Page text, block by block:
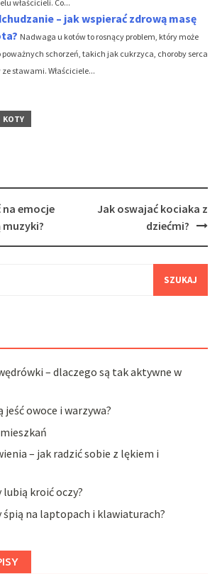
właścicieli. Co...
– jak wspierać zdrową masę
Nadwaga u kotów to rosnący problem, który może
poważnych schorzeń, takich jak cukrzyca, choroby serca
stawami. Właściciele...
KOTY
na emocje
Jak oswajać kociaka z
dziećmi?
– dlaczego są tak aktywne w
jeść owoce i warzywa?
– jak radzić sobie z lękiem i
kroić oczy?
śpią na laptopach i klawiaturach?